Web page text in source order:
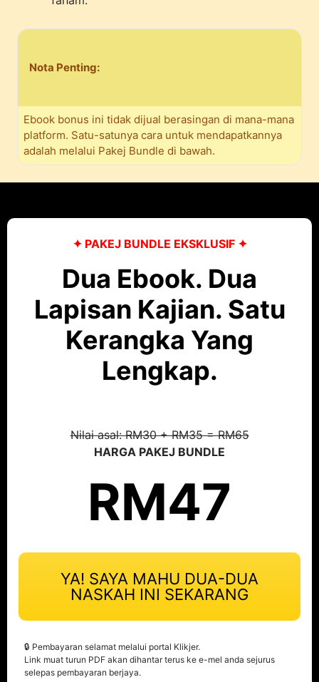
Nota Penting:
Ebook bonus ini tidak dijual berasingan di mana-mana
platform. Satu-satunya cara untuk mendapatkannya
adalah melalui Pakej Bundle di bawah.
✦ PAKEJ BUNDLE EKSKLUSIF ✦
Dua Ebook. Dua
Lapisan Kajian. Satu
Kerangka Yang
Lengkap.
Nilai asal: RM30 + RM35 = RM65
HARGA PAKEJ BUNDLE
RM47
YA! SAYA MAHU DUA-DUA
NASKAH INI SEKARANG
🔒 Pembayaran selamat melalui portal Klikjer.
Link muat turun PDF akan dihantar terus ke e-mel anda sejurus
selepas pembayaran berjaya.